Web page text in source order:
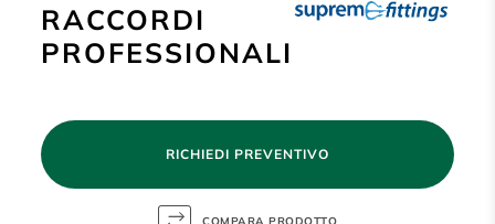
RACCORDI
PROFESSIONALI
RICHIEDI PREVENTIVO